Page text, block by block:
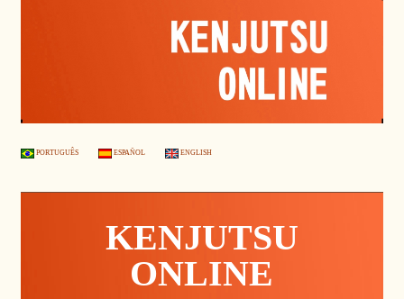
PORTUGUÊS ESPAÑOL ENGLISH
KENJUTSU
ONLINE